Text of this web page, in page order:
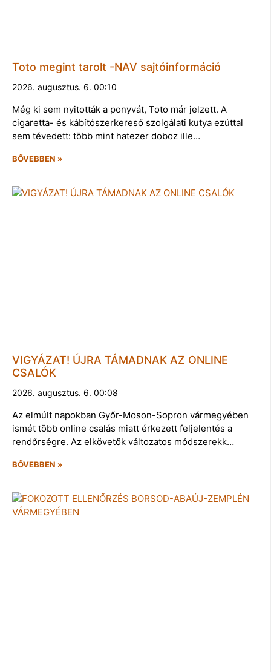
Toto megint tarolt -NAV sajtóinformáció
2026. augusztus. 6. 00:10
Még ki sem nyitották a ponyvát, Toto már jelzett. A
cigaretta- és kábítószerkereső szolgálati kutya ezúttal
sem tévedett: több mint hatezer doboz ille…
BŐVEBBEN »
VIGYÁZAT! ÚJRA TÁMADNAK AZ ONLINE
CSALÓK
2026. augusztus. 6. 00:08
Az elmúlt napokban Győr-Moson-Sopron vármegyében
ismét több online csalás miatt érkezett feljelentés a
rendőrségre. Az elkövetők változatos módszerekk…
BŐVEBBEN »